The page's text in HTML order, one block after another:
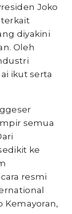
Joko
diyakini
Oleh
ikut serta
semua
ke
resmi
Kemayoran,